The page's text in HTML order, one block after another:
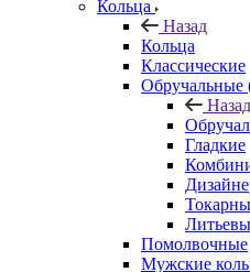
Кольца
Назад
Кольца
Классические
Назад
Гладкие
Помолвочные
Мужские